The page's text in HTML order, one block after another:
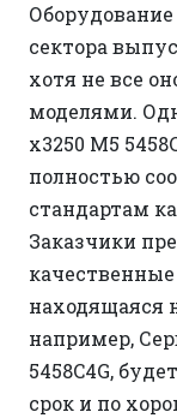
сектора
хотя не все
моделями.
x3250 M5
полностью
стандартам
Заказчики
находящаяся
например,
5458C4G,
срок и по